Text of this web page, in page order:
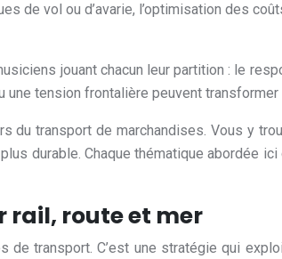
de vol ou d’avarie, l’optimisation des
jouant chacun leur partition : le
tension frontalière peuvent
du transport de marchandises. Vous y
durable. Chaque thématique abordée
rail, route et mer
transport. C’est une stratégie qui